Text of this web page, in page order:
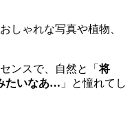
しゃれな写真や植物、
ンスで、自然と「将
たいなあ… 」と憧れてし